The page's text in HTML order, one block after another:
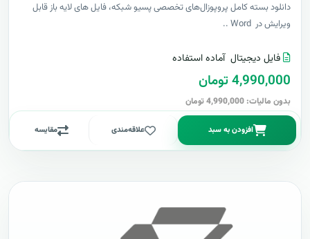
دانلود بسته کامل پروپوزال‌های تخصصی پسیو شبکه، فایل های لایه باز قابل
ویرایش در Word ..
فایل دیجیتال آماده استفاده
4,990,000 تومان
بدون مالیات: 4,990,000 تومان
افزودن به سبد علاقه‌مندی مقایسه